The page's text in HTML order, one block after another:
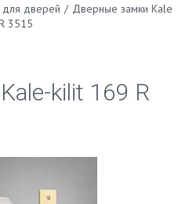
дверей / Дверные замки Kale
3515
kilit 169 R